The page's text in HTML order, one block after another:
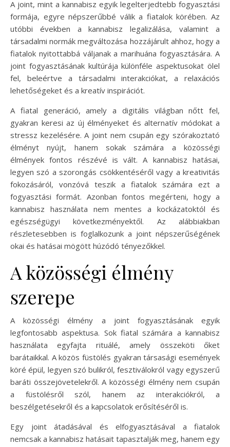
A joint, mint a kannabisz egyik legelterjedtebb fogyasztási
formája, egyre népszerűbbé válik a fiatalok körében. Az
utóbbi években a kannabisz legalizálása, valamint a
társadalmi normák megváltozása hozzájárult ahhoz, hogy a
fiatalok nyitottabbá váljanak a marihuána fogyasztására. A
joint fogyasztásának kultúrája különféle aspektusokat ölel
fel, beleértve a társadalmi interakciókat, a relaxációs
lehetőségeket és a kreatív inspirációt.
A fiatal generáció, amely a digitális világban nőtt fel,
gyakran keresi az új élményeket és alternatív módokat a
stressz kezelésére. A joint nem csupán egy szórakoztató
élményt nyújt, hanem sokak számára a közösségi
élmények fontos részévé is vált. A kannabisz hatásai,
legyen szó a szorongás csökkentéséről vagy a kreativitás
fokozásáról, vonzóvá teszik a fiatalok számára ezt a
fogyasztási formát. Azonban fontos megérteni, hogy a
kannabisz használata nem mentes a kockázatoktól és
egészségügyi következményektől. Az alábbiakban
részletesebben is foglalkozunk a joint népszerűségének
okai és hatásai mögött húzódó tényezőkkel.
A közösségi élmény
szerepe
A közösségi élmény a joint fogyasztásának egyik
legfontosabb aspektusa. Sok fiatal számára a kannabisz
használata egyfajta rituálé, amely összeköti őket
barátaikkal. A közös füstölés gyakran társasági események
köré épül, legyen szó bulikról, fesztiválokról vagy egyszerű
baráti összejövetelekről. A közösségi élmény nem csupán
a füstölésről szól, hanem az interakciókról, a
beszélgetésekről és a kapcsolatok erősítéséről is.
Egy joint átadásával és elfogyasztásával a fiatalok
nemcsak a kannabisz hatásait tapasztalják meg, hanem egy